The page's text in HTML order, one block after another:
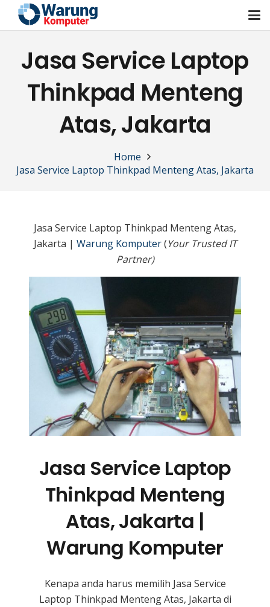
Jasa Service Laptop
Thinkpad Menteng
Atas, Jakarta
Home
Jasa Service Laptop Thinkpad Menteng Atas, Jakarta
Jasa Service Laptop Thinkpad Menteng Atas,
Jakarta | Warung Komputer(Your Trusted IT
Partner)
Jasa Service Laptop
Thinkpad Menteng
Atas, Jakarta |
Warung Komputer
Kenapa anda harus memilih Jasa Service
Laptop Thinkpad Menteng Atas, Jakarta di